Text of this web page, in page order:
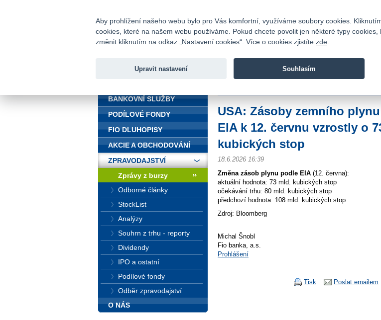
Fio banka
Fio banka je moderní česká banka.
USA: Zásoby zemního
EIA k 12. červnu vzrostly o
kubických stop
18.6.2026 16:39
Změna zásob plynu podle EIA (12. června):
aktuální hodnota: 73 mld. kubických stop
očekávání trhu: 80 mld. kubických stop
předchozí hodnota: 108 mld. kubických stop
Zdroj: Bloomberg
Michal Šnobl
Fio banka, a.s.
Prohlášení
Poslat emailem
Tisk
BANKOVNÍ SLUŽBY
PODÍLOVÉ FONDY
FIO DLUHOPISY
AKCIE A OBCHODOVÁNÍ
ZPRAVODAJSTVÍ
Zprávy z burzy
Odborné články
StockList
Analýzy
Souhrn z trhu - reporty
Dividendy
IPO a ostatní
Podílové fondy
Odběr zpravodajství
O NÁS
Aby prohlížení našeho webu bylo pro Vás komfortní, využíváme soubory cookies.
cookies, které na našem webu používáme. Pokud chcete povolit jen některé typy
změnit kliknutím na odkaz „Nastavení cookies“. Více o cookies zjistíte zde
Upravit nastavení Souhlasím